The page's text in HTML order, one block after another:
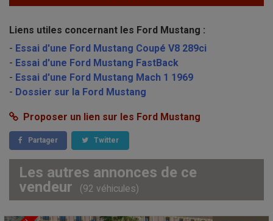
Liens utiles concernant les Ford Mustang :
- Essai d'une Ford Mustang Coupé V8 289ci
- Essai d'une Ford Mustang FastBack
- Essai d'une Ford Mustang Mach 1 1969
- Dossier sur la Ford Mustang
Proposer un lien sur les Ford Mustang
Partager Twitter
Les autres annonces de ce
vendeur
(92 véhicules)